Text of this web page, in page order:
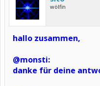
wölfin
hallo zusammen,
@monsti:
danke für deine